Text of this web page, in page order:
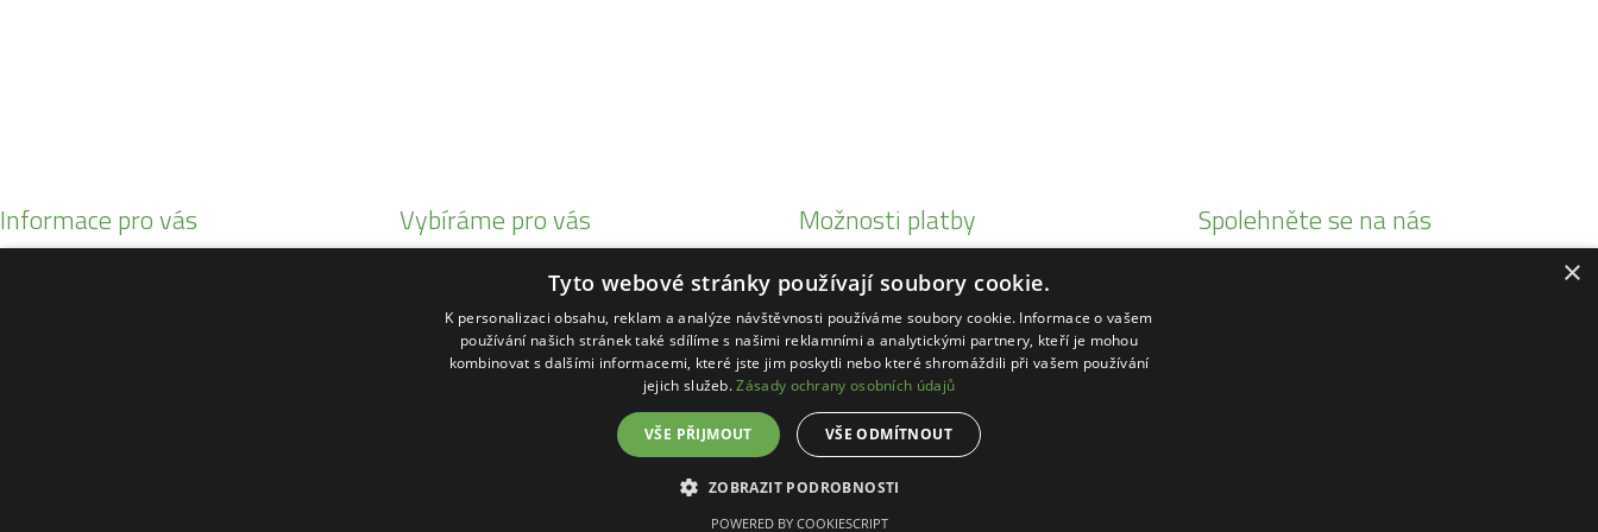
Informace pro vás Vybíráme pro vás
Malotratory Vari Honda
Kuchyňské potřeby Status
Sekačky robotické
Motorové pily Stihl
Možnosti platby Spolehněte se na nás
×
Tyto webové stránky používají soubory cookie.
K personalizaci obsahu, reklam a analýze návštěvnosti používáme soubory cookie. Informace o vašem
používání našich stránek také sdílíme s našimi reklamními a analytickými partnery, kteří je mohou
kombinovat s dalšími informacemi, které jste jim poskytli nebo které shromáždili při vašem používání
jejich služeb.Zásady ochrany osobních údajů
VŠE PŘIJMOUT VŠE ODMÍTNOUT
ZOBRAZIT PODROBNOSTI
POWERED BY COOKIESCRIPT